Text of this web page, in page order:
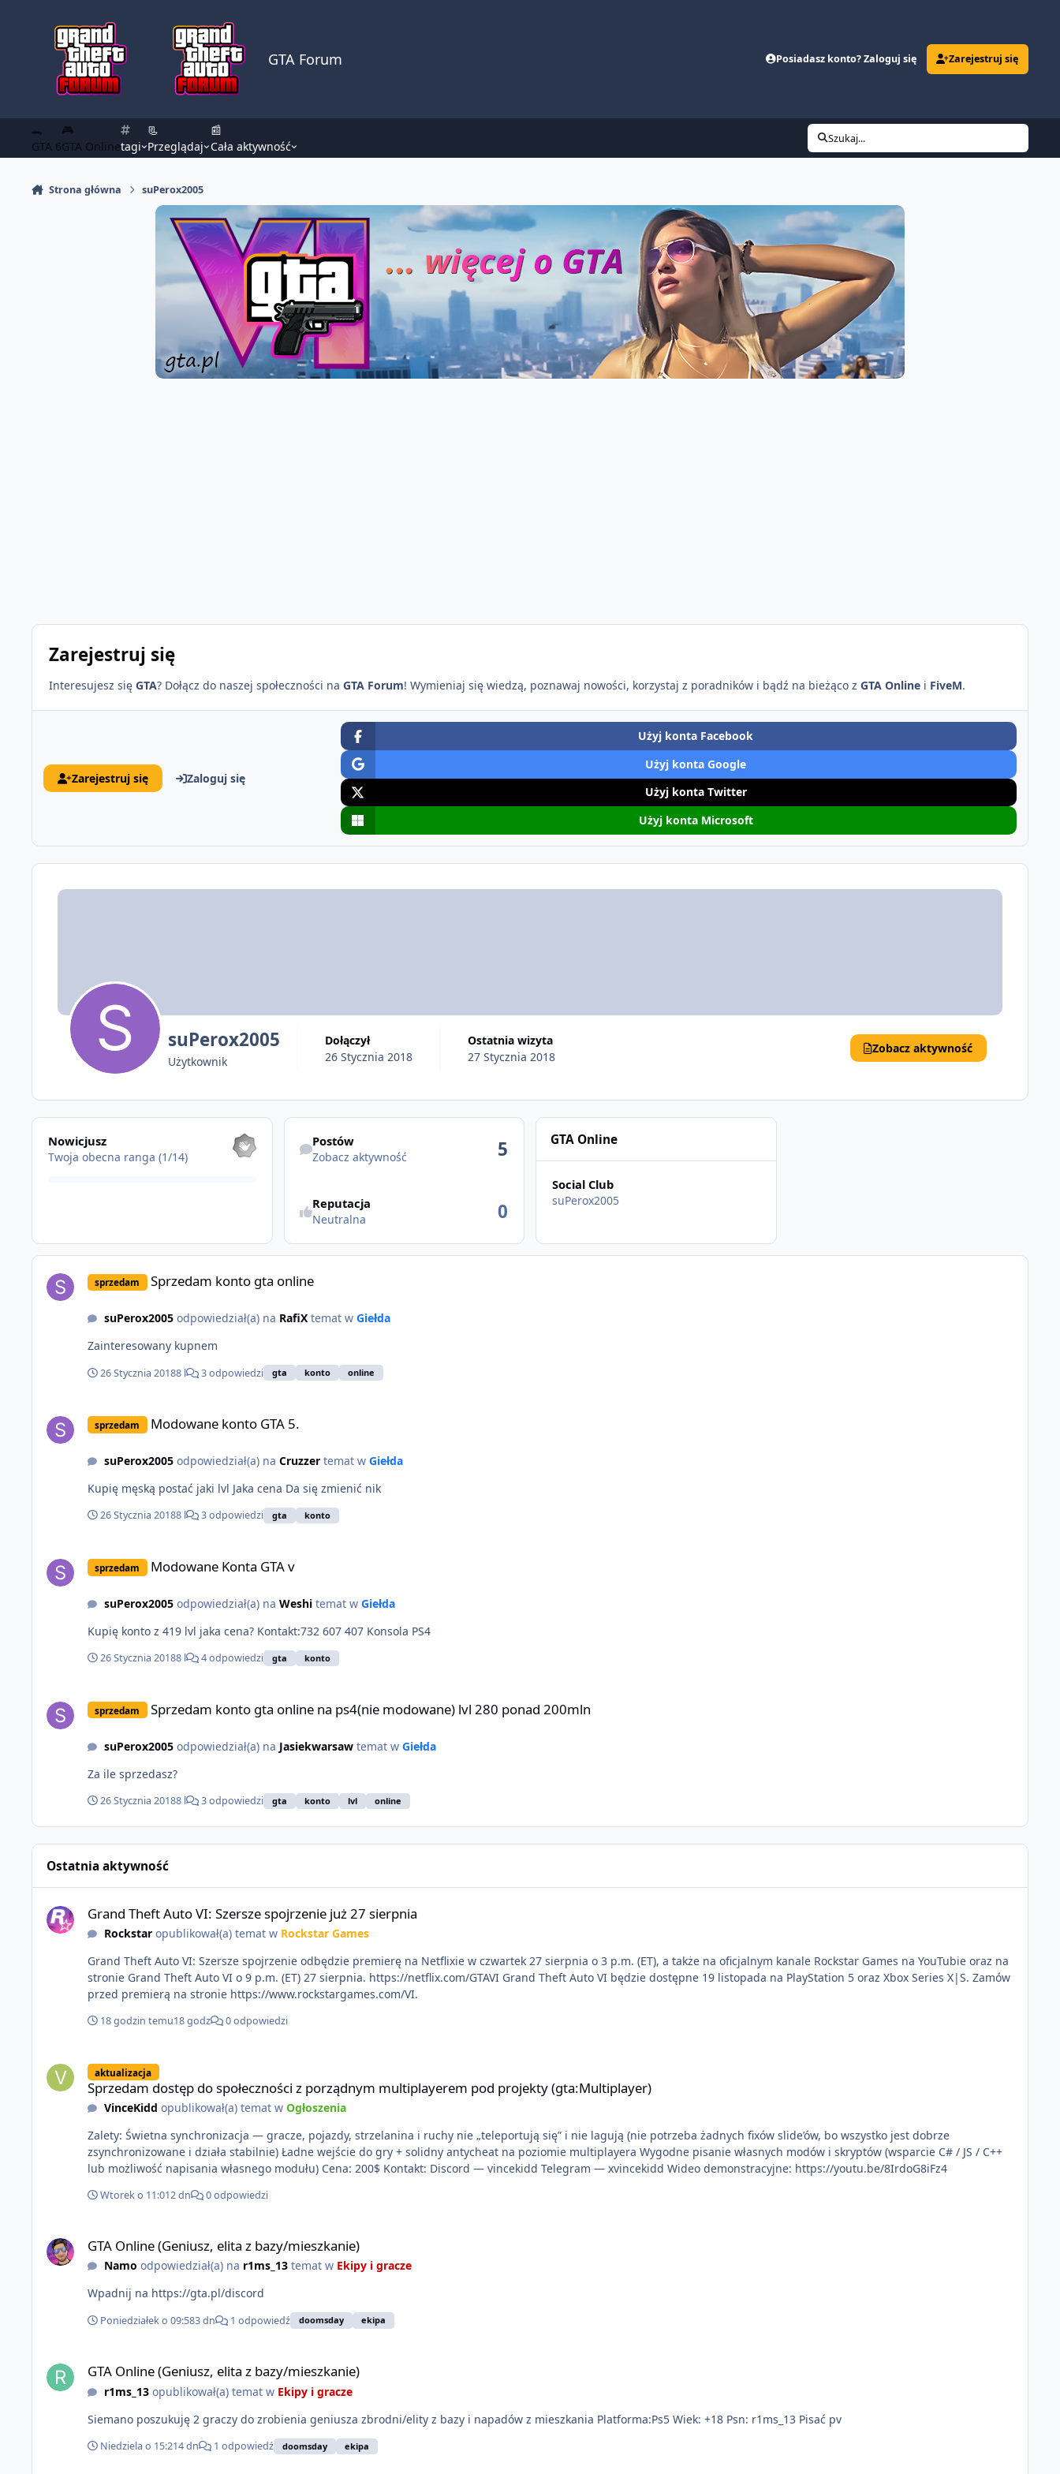
GTA Forum Posiadasz konto? Zaloguj się Zarejestruj się
🐊
GTA 6
🎮
GTA Onlinetagi
📃
Przeglądaj
📰
Cała aktywność
Szukaj...
Strona główna suPerox2005
Zarejestruj się
Interesujesz się GTA? Dołącz do naszej społeczności na GTA Forum! Wymieniaj się wiedzą, poznawaj nowości, korzystaj z poradników i bądź na bieżąco z GTA Online i FiveM.
Zarejestruj się Zaloguj się
Użyj konta Facebook
Użyj konta Google
Użyj konta Twitter
Użyj konta Microsoft
suPerox2005
Użytkownik
Dołączył
26 Stycznia 2018
Ostatnia wizyta
27 Stycznia 2018
Zobacz aktywność
Pokaż wszystkie
Nowicjusz
Twoja obecna ranga (1/14)
Zobacz aktywność
Postów
Zobacz aktywność 5
Reputacja
Neutralna 0
GTA Online
Social Club
suPerox2005
Sprzedam konto gta online
sprzedam Sprzedam konto gta online
suPerox2005odpowiedział(a) na RafiXtemat w Giełda
Zainteresowany kupnem
26 Stycznia 20188 l 3 odpowiedzi gta konto online
sprzedam Modowane konto GTA 5.
suPerox2005odpowiedział(a) na Cruzzertemat w Giełda
Kupię męską postać jaki lvl Jaka cena Da się zmienić nik
26 Stycznia 20188 l 3 odpowiedzi gta konto
sprzedam Modowane Konta GTA v
suPerox2005odpowiedział(a) na Weshitemat w Giełda
Kupię konto z 419 lvl jaka cena? Kontakt:732 607 407 Konsola PS4
26 Stycznia 20188 l 4 odpowiedzi gta konto
sprzedam Sprzedam konto gta online na ps4(nie modowane) lvl 280 ponad 200mln
suPerox2005odpowiedział(a) na Jasiekwarsawtemat w Giełda
Za ile sprzedasz?
26 Stycznia 20188 l 3 odpowiedzi gta konto lvl online
Ostatnia aktywność
Grand Theft Auto VI: Szersze spojrzenie już 27 sierpnia
Rockstaropublikował(a) temat w Rockstar Games
Grand Theft Auto VI: Szersze spojrzenie odbędzie premierę na Netflixie w czwartek 27 sierpnia o 3 p.m. (ET), a także na oficjalnym kanale Rockstar Games na YouTubie oraz na
stronie Grand Theft Auto VI o 9 p.m. (ET) 27 sierpnia. https://netflix.com/GTAVI Grand Theft Auto VI będzie dostępne 19 listopada na PlayStation 5 oraz Xbox Series X|S. Zamów
przed premierą na stronie https://www.rockstargames.com/VI.
18 godzin temu18 godz 0 odpowiedzi
aktualizacja
Sprzedam dostęp do społeczności z porządnym multiplayerem pod projekty (gta:Multiplayer)
VinceKidd opublikował(a) temat w Ogłoszenia
Zalety: Świetna synchronizacja — gracze, pojazdy, strzelanina i ruchy nie „teleportują się” i nie lagują (nie potrzeba żadnych fixów slide’ów, bo wszystko jest dobrze
zsynchronizowane i działa stabilnie) Ładne wejście do gry + solidny antycheat na poziomie multiplayera Wygodne pisanie własnych modów i skryptów (wsparcie C# / JS / C++
lub możliwość napisania własnego modułu) Cena: 200$ Kontakt: Discord — vincekidd Telegram — xvincekidd Wideo demonstracyjne: https://youtu.be/8IrdoG8iFz4
Wtorek o 11:012 dn 0 odpowiedzi
GTA Online (Geniusz, elita z bazy/mieszkanie)
Namo odpowiedział(a) na r1ms_13temat w Ekipy i gracze
Wpadnij na https://gta.pl/discord
Poniedziałek o 09:583 dn 1 odpowiedź doomsday ekipa
GTA Online (Geniusz, elita z bazy/mieszkanie)
r1ms_13opublikował(a) temat w Ekipy i gracze
Siemano poszukuję 2 graczy do zrobienia geniusza zbrodni/elity z bazy i napadów z mieszkania Platforma:Ps5 Wiek: +18 Psn: r1ms_13 Pisać pv
Niedziela o 15:214 dn 1 odpowiedź doomsday ekipa